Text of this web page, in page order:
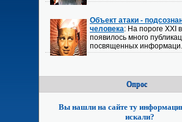
Объект атаки -
человека: На пороге XXI
появилось много
посвященных
Опрос
Вы нашли на сайте ту
искали?